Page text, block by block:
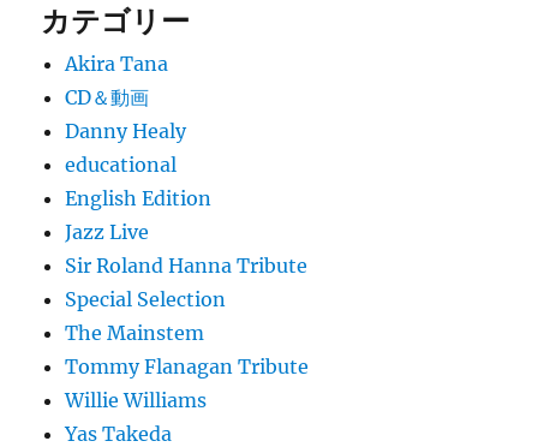
カテゴリー
Akira Tana
CD＆動画
Danny Healy
educational
English Edition
Jazz Live
Sir Roland Hanna Tribute
Special Selection
The Mainstem
Tommy Flanagan Tribute
Willie Williams
Yas Takeda